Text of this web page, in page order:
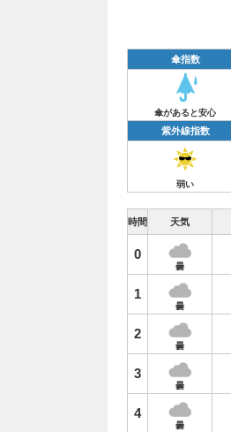
傘指数
傘があると安心
紫外線指数
弱い
時間 天気
0
曇
1
曇
2
曇
3
曇
4
曇